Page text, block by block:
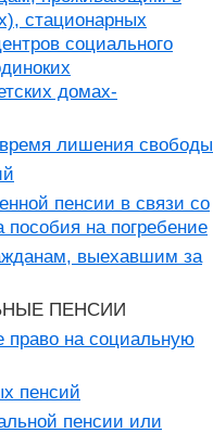
стационарных
социального
домах-
лишения свободы
пенсии в связи со
на погребение
выехавшим за
ПЕНСИИ
на социальную
пенсий
пенсии или